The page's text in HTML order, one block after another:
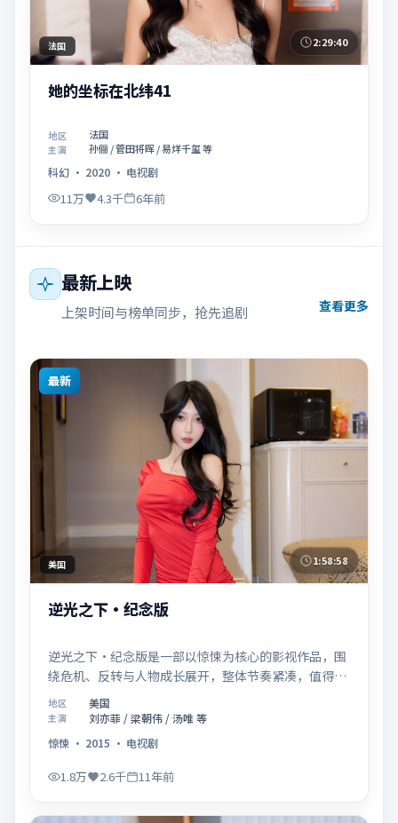
法国 2:29:40
她的坐标在北纬41
地区 法国
主演 孙俪 / 菅田将晖 / 易烊千玺 等
科幻 · 2020 · 电视剧
11万 4.3千 6年前
最新上映
上架时间与榜单同步，抢先追剧 查看更多
最新
美国 1:58:58
逆光之下·纪念版
逆光之下·纪念版是一部以惊悚为核心的影视作品，围
绕危机、反转与人物成长展开，整体节奏紧凑，值得推
荐观看。
地区 美国
主演
刘亦菲 / 梁朝伟 / 汤唯 等
惊悚 · 2015 · 电视剧
1.8万 2.6千 11年前